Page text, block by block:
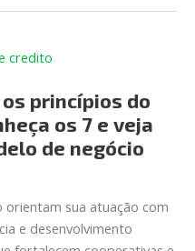
princípios do
os 7 e veja
de negócio
sua atuação com
e desenvolvimento